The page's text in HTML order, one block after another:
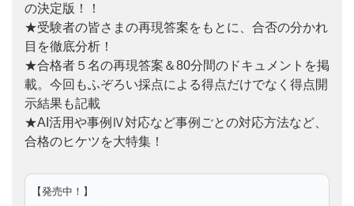
の決定版！！
★受験者の皆さまの再現答案をもとに、合否の分かれ
目を徹底分析！
★合格者５名の再現答案＆80分間のドキュメントを掲
載。今回もふぞろい採点による得点だけでなく得点開
示結果も記載
★AI活用や事例Ⅳ対応など事例ごとの対応方法など、
合格のヒケツを大特集！
【発売中！】